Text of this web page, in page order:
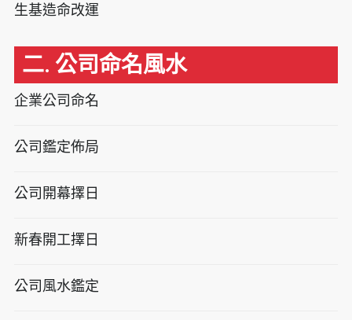
生基造命改運
二. 公司命名風水
企業公司命名
公司鑑定佈局
公司開幕擇日
新春開工擇日
公司風水鑑定